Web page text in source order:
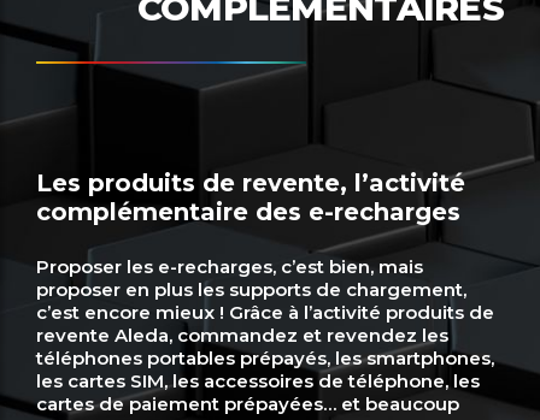
Les produits de revente, l’activité
complémentaire des e-recharges
Proposer les e-recharges, c’est bien, mais
proposer en plus les supports de chargement,
c’est encore mieux ! Grâce à l’activité produits de
revente Aleda, commandez et revendez les
téléphones portables prépayés, les smartphones,
les cartes SIM, les accessoires de téléphone, les
cartes de paiement prépayées… et beaucoup